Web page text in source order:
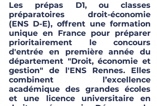
Les prépas D1, ou classes
préparatoires droit-économie
(ENS D-E), offrent une formation
unique en France pour préparer
prioritairement le concours
d'entrée en première année du
département "Droit, économie et
gestion" de l'ENS Rennes. Elles
combinent l’excellence
académique des grandes écoles
et une licence universitaire en